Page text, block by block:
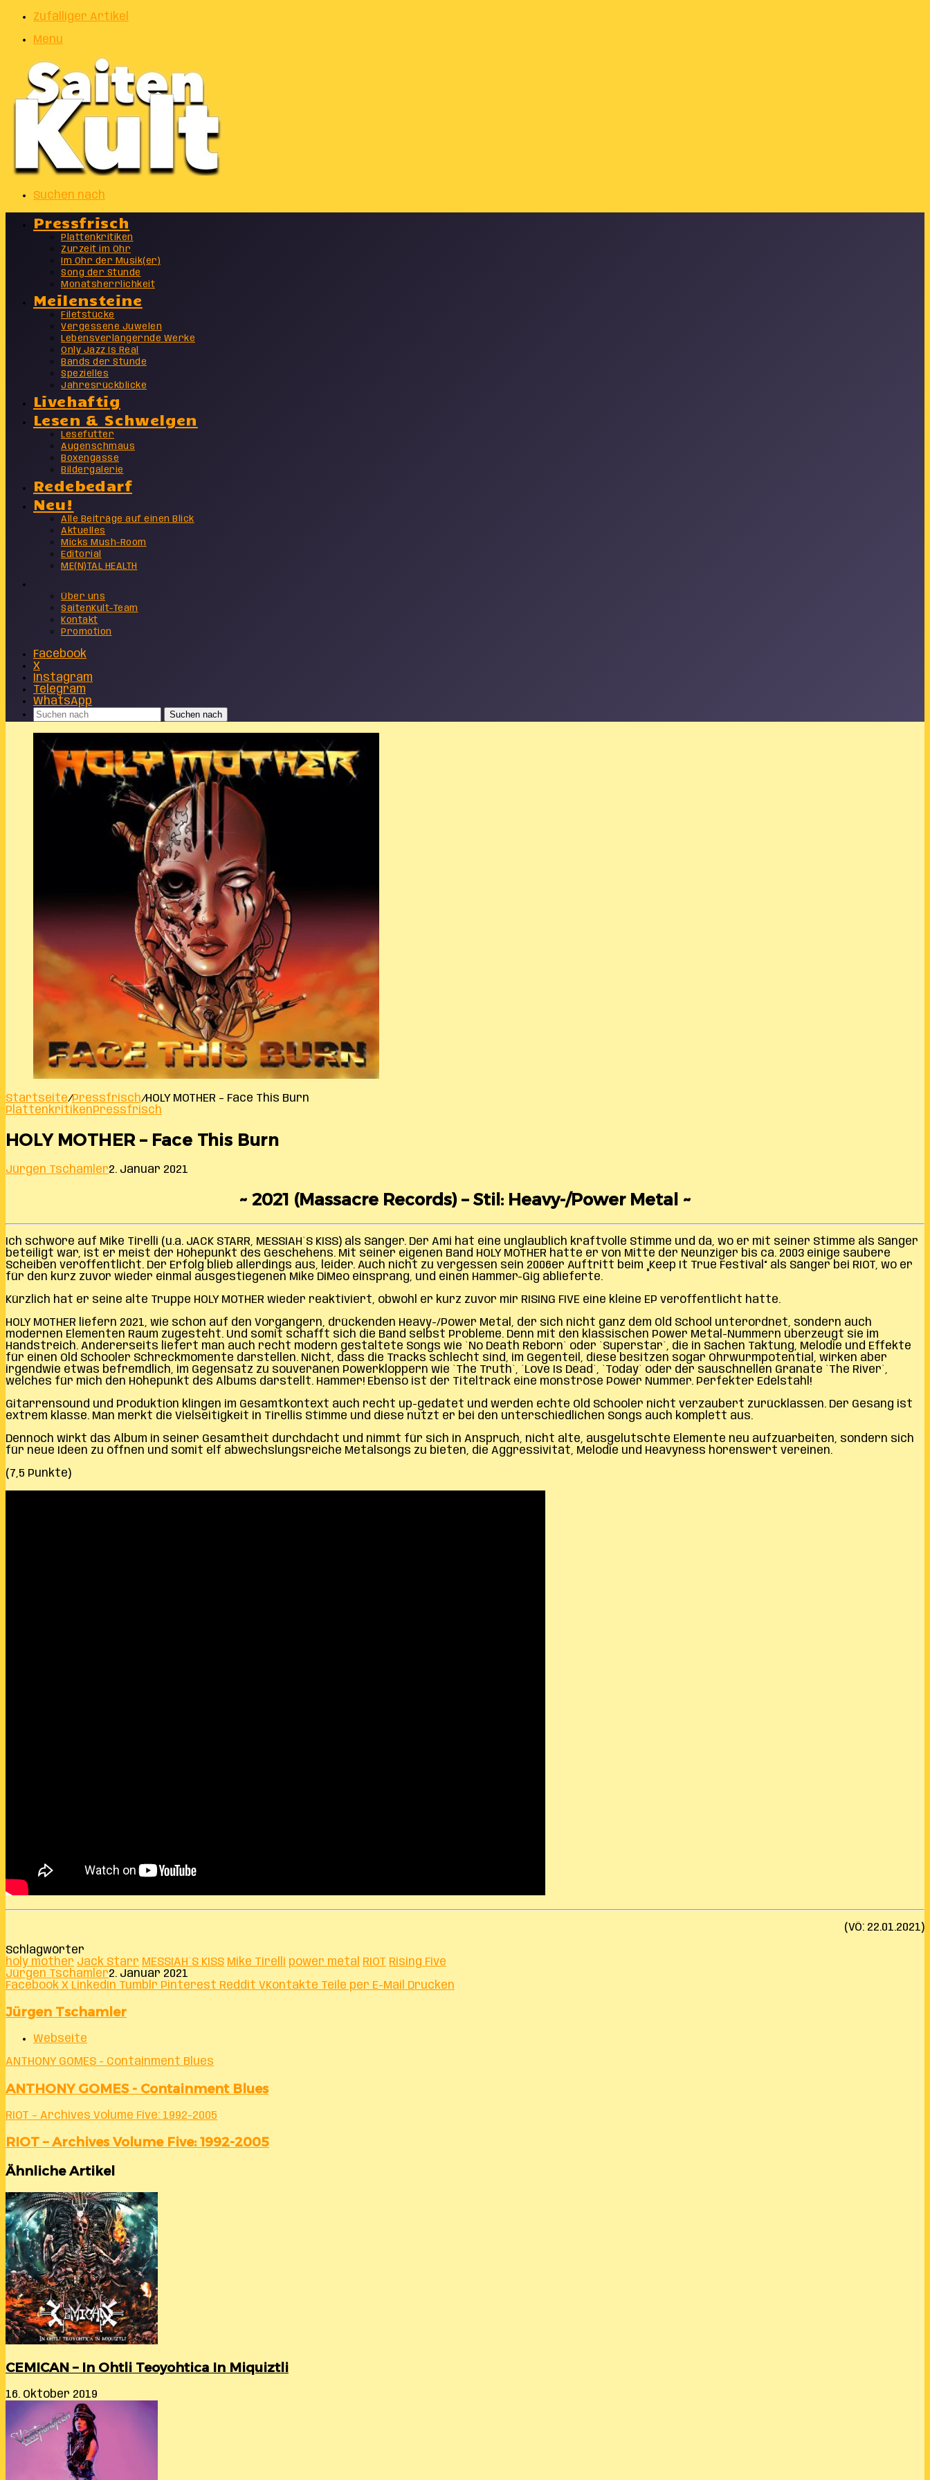
Zufälliger Artikel
Menu
Suchen nach
Pressfrisch
Plattenkritiken
Zurzeit im Ohr
Im Ohr der Musik(er)
Song der Stunde
Monatsherrlichkeit
Meilensteine
Filetstücke
Vergessene Juwelen
Lebensverlängernde Werke
Only Jazz Is Real
Bands der Stunde
Spezielles
Jahresrückblicke
Livehaftig
Lesen & Schwelgen
Lesefutter
Augenschmaus
Boxengasse
Bildergalerie
Redebedarf
Neu!
Alle Beiträge auf einen Blick
Aktuelles
Micks Mush-Room
Editorial
ME(N)TAL HEALTH
Über uns
SaitenKult-Team
Kontakt
Promotion
Facebook
X
Instagram
Telegram
WhatsApp
Suchen nach
Startseite/Pressfrisch/HOLY MOTHER – Face This Burn
PlattenkritikenPressfrisch
HOLY MOTHER – Face This Burn
Jürgen Tschamler2. Januar 2021
~ 2021 (Massacre Records) – Stil: Heavy-/Power Metal ~
Ich schwöre auf Mike Tirelli (u.a. JACK STARR, MESSIAH`S KISS) als Sänger. Der Ami hat eine unglaublich kraftvolle Stimme und da, wo er mit seiner Stimme als Sänger
beteiligt war, ist er meist der Höhepunkt des Geschehens. Mit seiner eigenen Band HOLY MOTHER hatte er von Mitte der Neunziger bis ca. 2003 einige saubere
Scheiben veröffentlicht. Der Erfolg blieb allerdings aus, leider. Auch nicht zu vergessen sein 2006er Auftritt beim „Keep It True Festival“ als Sänger bei RIOT, wo er
für den kurz zuvor wieder einmal ausgestiegenen Mike DiMeo einsprang, und einen Hammer-Gig ablieferte.
Kürzlich hat er seine alte Truppe HOLY MOTHER wieder reaktiviert, obwohl er kurz zuvor mir RISING FIVE eine kleine EP veröffentlicht hatte.
HOLY MOTHER liefern 2021, wie schon auf den Vorgängern, drückenden Heavy-/Power Metal, der sich nicht ganz dem Old School unterordnet, sondern auch
modernen Elementen Raum zugesteht. Und somit schafft sich die Band selbst Probleme. Denn mit den klassischen Power Metal-Nummern überzeugt sie im
Handstreich. Andererseits liefert man auch recht modern gestaltete Songs wie `No Death Reborn` oder `Superstar`, die in Sachen Taktung, Melodie und Effekte
für einen Old Schooler Schreckmomente darstellen. Nicht, dass die Tracks schlecht sind, im Gegenteil, diese besitzen sogar Ohrwurmpotential, wirken aber
irgendwie etwas befremdlich, im Gegensatz zu souveränen Powerkloppern wie `The Truth`, `Love Is Dead`, `Today` oder der sauschnellen Granate `The River`,
welches für mich den Höhepunkt des Albums darstellt. Hammer! Ebenso ist der Titeltrack eine monströse Power Nummer. Perfekter Edelstahl!
Gitarrensound und Produktion klingen im Gesamtkontext auch recht up-gedatet und werden echte Old Schooler nicht verzaubert zurücklassen. Der Gesang ist
extrem klasse. Man merkt die Vielseitigkeit in Tirellis Stimme und diese nutzt er bei den unterschiedlichen Songs auch komplett aus.
Dennoch wirkt das Album in seiner Gesamtheit durchdacht und nimmt für sich in Anspruch, nicht alte, ausgelutschte Elemente neu aufzuarbeiten, sondern sich
für neue Ideen zu öffnen und somit elf abwechslungsreiche Metalsongs zu bieten, die Aggressivität, Melodie und Heavyness hörenswert vereinen.
(7,5 Punkte)
(VÖ: 22.01.2021)
Schlagwörter
holy mother Jack Starr MESSIAH`S KISS Mike Tirelli power metal RIOT Rising Five
Jürgen Tschamler2. Januar 2021
Facebook X LinkedIn Tumblr Pinterest Reddit VKontakte Teile per E-Mail Drucken
Jürgen Tschamler
Webseite
ANTHONY GOMES - Containment Blues
ANTHONY GOMES - Containment Blues
RIOT – Archives Volume Five: 1992-2005
RIOT – Archives Volume Five: 1992-2005
Ähnliche Artikel
CEMICAN – In Ohtli Teoyohtica In Miquiztli
16. Oktober 2019